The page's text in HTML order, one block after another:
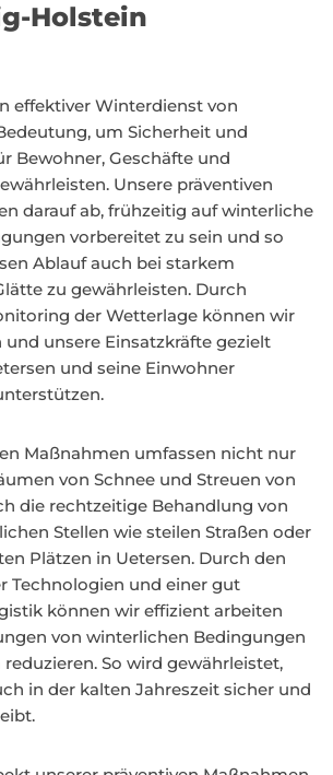
Holstein
effektiver Winterdienst von
um Sicherheit und
Bewohner, Geschäfte und
Unsere präventiven
darauf ab, frühzeitig auf winterliche
vorbereitet zu sein und so
Ablauf auch bei starkem
zu gewährleisten. Durch
der Wetterlage können wir
unsere Einsatzkräfte gezielt
und seine Einwohner
Maßnahmen umfassen nicht nur
von Schnee und Streuen von
die rechtzeitige Behandlung von
Stellen wie steilen Straßen oder
Plätzen in Uetersen. Durch den
Technologien und einer gut
können wir effizient arbeiten
von winterlichen Bedingungen
So wird gewährleistet,
in der kalten Jahreszeit sicher und